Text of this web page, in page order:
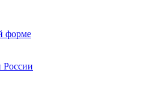
форме
России